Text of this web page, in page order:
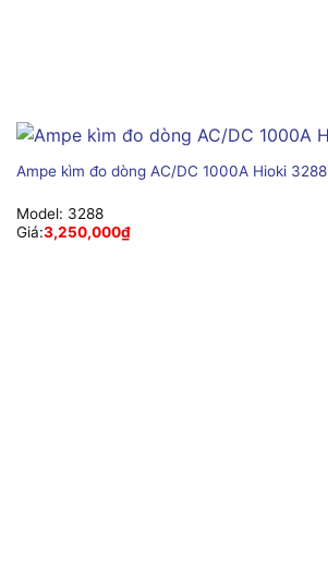
Ampe kìm đo dòng AC/DC 1000A Hioki 3288
Model: 3288
Giá:3,250,000₫